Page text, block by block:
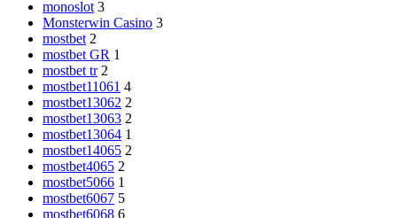
monoslot 3
Monsterwin Casino 3
mostbet 2
mostbet GR 1
mostbet tr 2
mostbet11061 4
mostbet13062 2
mostbet13063 2
mostbet13064 1
mostbet14065 2
mostbet4065 2
mostbet5066 1
mostbet6067 5
mostbet6068 6